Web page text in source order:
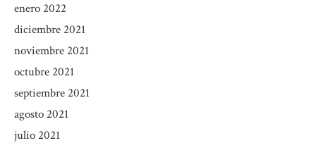
enero 2022
diciembre 2021
noviembre 2021
octubre 2021
septiembre 2021
agosto 2021
julio 2021